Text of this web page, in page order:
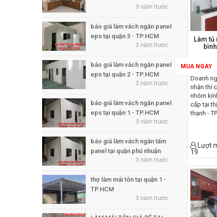
3 năm trước
báo giá làm vách ngăn panel
eps tại quận 3 - TP.HCM
3 năm trước
báo giá làm vách ngăn panel
eps tại quận 2 - TP.HCM
3 năm trước
báo giá làm vách ngăn panel
eps tại quận 1 - TP.HCM
3 năm trước
báo giá làm vách ngăn tấm
panel tại quận phú nhuận
3 năm trước
thợ làm mái tôn tại quận 1 -
TP.HCM
3 năm trước
đẹp,
lãnh
công
Sau
nhôm
các
đẹp
đang
hàng
dụng
tỉnh
Làm tủ
MUA NGAY
Doanh
nhận thi
nhôm
cấp tại
thạnh -
công
khẩu
cửa
đài loan
lực 8ly,
thẩm mỹ,
vách
ngăn
cường
nhà
Lượt
19